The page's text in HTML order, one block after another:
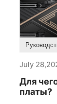
July
Для
платы?